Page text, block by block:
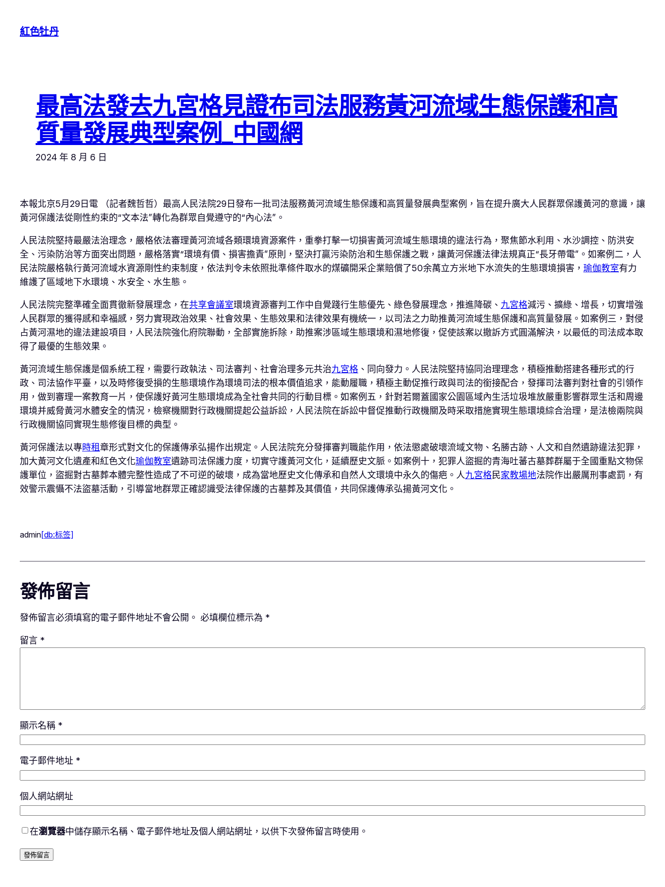
紅色牡丹
最高法發去九宮格見證布司法服務黃河流域生態保護和高
質量發展典型案例_中國網
2024 年 8 月 6 日
本報北京5月29日電 （記者魏哲哲）最高人民法院29日發布一批司法服務黃河流域生態保護和高質量發展典型案例，旨在提升廣大人民群眾保護黃河的意識，讓
黃河保護法從剛性約束的“文本法”轉化為群眾自覺遵守的“內心法”。
人民法院堅持最嚴法治理念，嚴格依法審理黃河流域各類環境資源案件，重拳打擊一切損害黃河流域生態環境的違法行為，聚焦節水利用、水沙調控、防洪安
全、污染防治等方面突出問題，嚴格落實“環境有價、損害擔責”原則，堅決打贏污染防治和生態保護之戰，讓黃河保護法律法規真正“長牙帶電”。如案例二，人
民法院嚴格執行黃河流域水資源剛性約束制度，依法判令未依照批準條件取水的煤礦開采企業賠償了50余萬立方米地下水流失的生態環境損害， 瑜伽教室有力
維護了區域地下水環境、水安全、水生態。
人民法院完整準確全面貫徹新發展理念，在共享會議室環境資源審判工作中自覺踐行生態優先、綠色發展理念，推進降碳、 九宮格減污、擴綠、增長，切實增強
人民群眾的獲得感和幸福感，努力實現政治效果、社會效果、生態效果和法律效果有機統一，以司法之力助推黃河流域生態保護和高質量發展。如案例三，對侵
占黃河濕地的違法建設項目，人民法院強化府院聯動，全部實施拆除，助推案涉區域生態環境和濕地修復，促使該案以撤訴方式圓滿解決，以最低的司法成本取
得了最優的生態效果。
黃河流域生態保護是個系統工程，需要行政執法、司法審判、社會治理多元共治九宮格 、同向發力。人民法院堅持協同治理理念，積極推動搭建各種形式的行
政、司法協作平臺，以及時修復受損的生態環境作為環境司法的根本價值追求，能動履職，積極主動促推行政與司法的銜接配合，發揮司法審判對社會的引領作
用，做到審理一案教育一片，使保護好黃河生態環境成為全社會共同的行動目標。如案例五，針對若爾蓋國家公園區域內生活垃圾堆放嚴重影響群眾生活和周邊
環境并威脅黃河水體安全的情況，檢察機關對行政機關提起公益訴訟，人民法院在訴訟中督促推動行政機關及時采取措施實現生態環境綜合治理，是法檢兩院與
行政機關協同實現生態修復目標的典型。
黃河保護法以專時租章形式對文化的保護傳承弘揚作出規定。人民法院充分發揮審判職能作用，依法懲處破壞流域文物、名勝古跡、人文和自然遺跡違法犯罪，
加大黃河文化遺產和紅色文化瑜伽教室遺跡司法保護力度，切實守護黃河文化，延續歷史文脈。如案例十，犯罪人盜掘的青海吐蕃古墓葬群屬于全國重點文物保
護單位，盜掘對古墓葬本體完整性造成了不可逆的破壞，成為當地歷史文化傳承和自然人文環境中永久的傷疤。人九宮格民家教場地法院作出嚴厲刑事處罰，有
效警示震懾不法盜墓活動，引導當地群眾正確認識受法律保護的古墓葬及其價值，共同保護傳承弘揚黃河文化。
admin[db:标签]
發佈留言
發佈留言必須填寫的電子郵件地址不會公開。 必填欄位標示為 *
留言 *
顯示名稱 *
電子郵件地址 *
個人網站網址
在瀏覽器中儲存顯示名稱、電子郵件地址及個人網站網址，以供下次發佈留言時使用。